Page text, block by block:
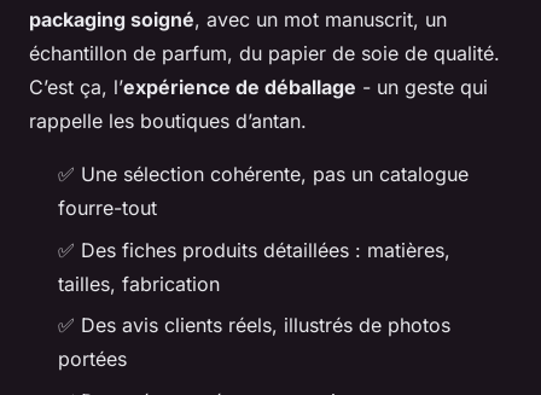
packaging soigné, avec un mot manuscrit, un
échantillon de parfum, du papier de soie de qualité.
C’est ça, l’expérience de déballage - un geste qui
rappelle les boutiques d’antan.
✅ Une sélection cohérente, pas un catalogue
fourre-tout
✅ Des fiches produits détaillées : matières,
tailles, fabrication
✅ Des avis clients réels, illustrés de photos
portées